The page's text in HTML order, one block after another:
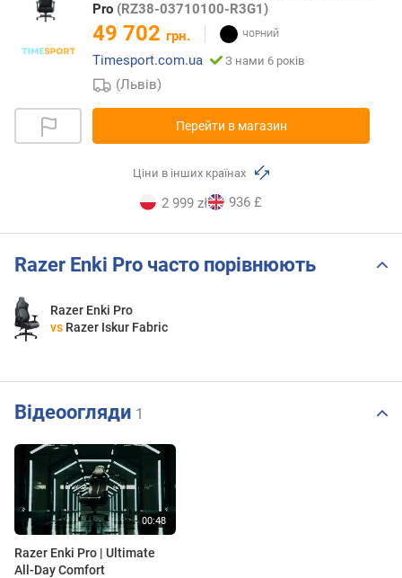
Pro (RZ38-03710100-R3G1)
49 702 грн.
Timesport.com.ua
З нами 6 років
(Львів)
Перейти в магазин
Ціни в інших країнах
2 999 zł 936 £
Razer Enki Pro часто порівнюють
Razer Enki Pro
vs Razer Iskur Fabric
Відеоогляди 1
Razer Enki Pro | Ultimate
All-Day Comfort